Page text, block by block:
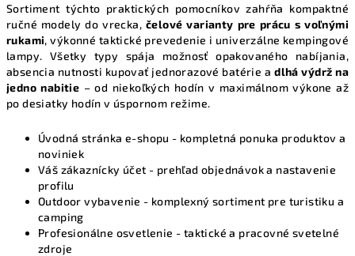
v
ý
p
i
s
u
Sortiment týchto praktických pomocníkov zahŕňa kompaktné
ručné modely do vrecka, čelové varianty pre prácu s voľnými
rukami, výkonné taktické prevedenie i univerzálne kempingové
lampy. Všetky typy spája možnosť opakovaného nabíjania,
absencia nutnosti kupovať jednorazové batérie adlhá výdrž na
jedno nabitie – od niekoľkých hodín v maximálnom výkone až
po desiatky hodín v úspornom režime.
Úvodná stránka e-shopu - kompletná ponuka produktov a
noviniek
Váš zákaznícky účet - prehľad objednávok a nastavenie
profilu
Outdoor vybavenie - komplexný sortiment pre turistiku a
camping
Profesionálne osvetlenie - taktické a pracovné svetelné
zdroje